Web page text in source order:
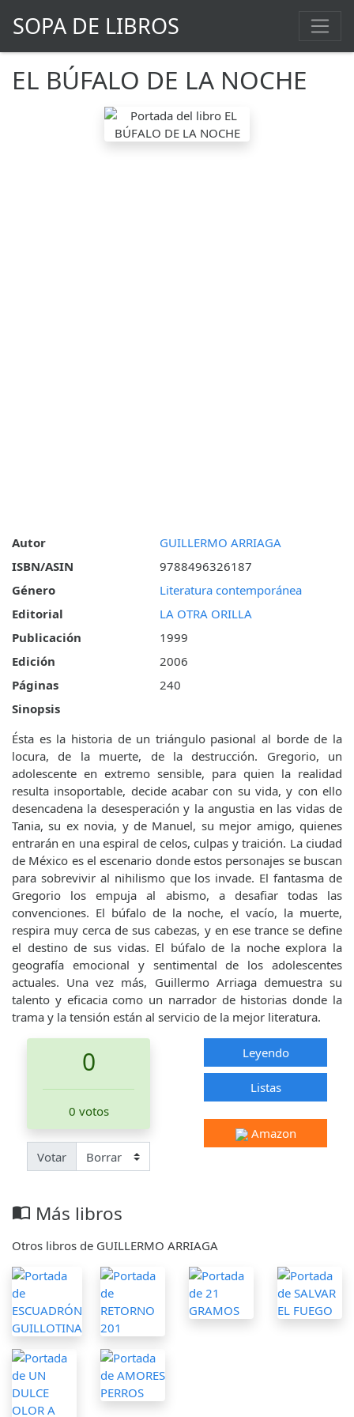
SOPA DE LIBROS
EL BÚFALO DE LA NOCHE
Autor
GUILLERMO ARRIAGA
ISBN/ASIN
9788496326187
Género
Literatura contemporánea
Editorial
LA OTRA ORILLA
Publicación
1999
Edición
2006
Páginas
240
Sinopsis
Ésta es la historia de un triángulo pasional al borde de la
locura, de la muerte, de la destrucción. Gregorio, un
adolescente en extremo sensible, para quien la realidad
resulta insoportable, decide acabar con su vida, y con ello
desencadena la desesperación y la angustia en las vidas de
Tania, su ex novia, y de Manuel, su mejor amigo, quienes
entrarán en una espiral de celos, culpas y traición. La ciudad
de México es el escenario donde estos personajes se buscan
para sobrevivir al nihilismo que los invade. El fantasma de
Gregorio los empuja al abismo, a desafiar todas las
convenciones. El búfalo de la noche, el vacío, la muerte,
respira muy cerca de sus cabezas, y en ese trance se define
el destino de sus vidas. El búfalo de la noche explora la
geografía emocional y sentimental de los adolescentes
actuales. Una vez más, Guillermo Arriaga demuestra su
talento y eficacia como un narrador de historias donde la
trama y la tensión están al servicio de la mejor literatura.
0
0 votos
Votar
Leyendo
Listas
Amazon
import_contacts Más libros
Otros libros de GUILLERMO ARRIAGA